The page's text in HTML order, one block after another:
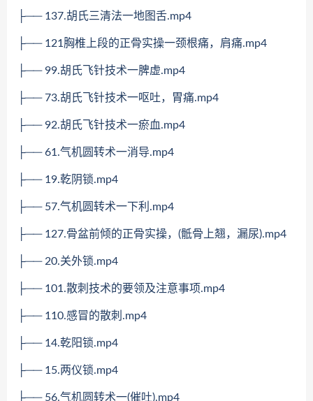
├── 137.胡氏三清法一地图舌.mp4
├── 121胸椎上段的正骨实操一颈根痛，肩痛.mp4
├── 99.胡氏飞针技术一脾虚.mp4
├── 73.胡氏飞针技术一呕吐，胃痛.mp4
├── 92.胡氏飞针技术一瘀血.mp4
├── 61.气机圆转术一消导.mp4
├── 19.乾阴锁.mp4
├── 57.气机圆转术一下利.mp4
├── 127.骨盆前倾的正骨实操，(骶骨上翘，漏尿).mp4
├── 20.关外锁.mp4
├── 101.散刺技术的要领及注意事项.mp4
├── 110.感冒的散刺.mp4
├── 14.乾阳锁.mp4
├── 15.两仪锁.mp4
├── 56.气机圆转术一(催吐).mp4